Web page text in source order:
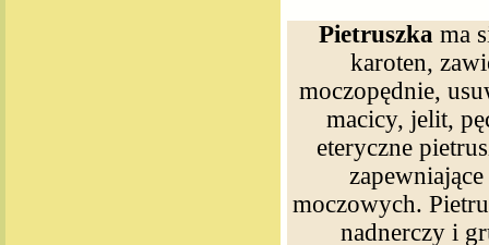
Pietruszka ma
karoten,
moczopędnie,
macicy, jelit,
eteryczne
moczowych.
nadnerczy i